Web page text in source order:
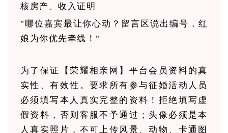
核房产、收入证明
"哪位嘉宾最让你心动？留言区说出编号，红
娘为你优先牵线！"
为了保证【荣耀相亲网】平台会员资料的真
实性、有效性。要求所有参与征婚活动人员
必须填写本人真实完整的资料！拒绝填写虚
假资料，否则客服不予通过；头像必须是本
人真实照片，不可上传风景、动物、卡通图